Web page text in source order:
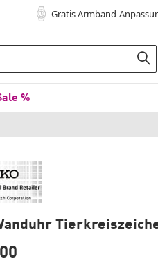
Gratis Armband-
%